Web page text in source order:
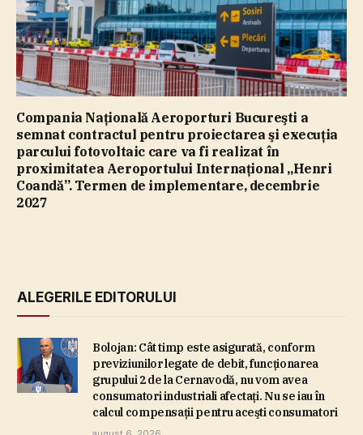
Compania Naţională Aeroporturi Bucureşti a
semnat contractul pentru proiectarea şi execuţia
parcului fotovoltaic care va fi realizat în
proximitatea Aeroportului Internaţional „Henri
Coandă”. Termen de implementare, decembrie
2027
ALEGERILE EDITORULUI
Bolojan: Cât timp este asigurată, conform
previziunilor legate de debit, funcţionarea
grupului 2 de la Cernavodă, nu vom avea
consumatori industriali afectaţi. Nu se iau în
calcul compensaţii pentru aceşti consumatori